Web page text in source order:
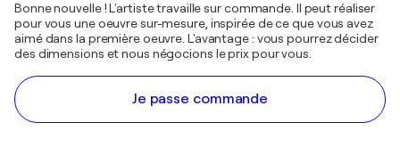
Bonne nouvelle ! L'artiste travaille sur commande. Il peut réaliser
pour vous une oeuvre sur-mesure, inspirée de ce que vous avez
aimé dans la première oeuvre. L'avantage : vous pourrez décider
des dimensions et nous négocions le prix pour vous.
Je passe commande